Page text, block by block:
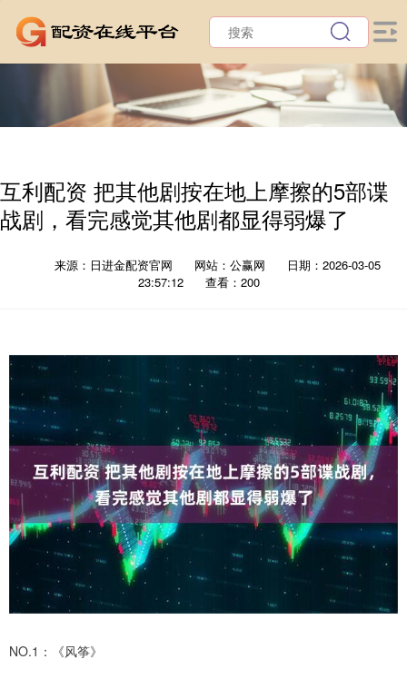
互利配资 把其他剧按在地上摩擦的5部谍
战剧，看完感觉其他剧都显得弱爆了
来源：日进金配资官网 网站：公赢网
日期：2026-03-05
23:57:12
查看：200
NO.1：《风筝》